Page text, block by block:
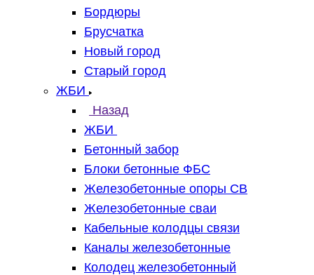
Бордюры
Брусчатка
Новый город
Старый город
ЖБИ
Назад
ЖБИ
Бетонный забор
Блоки бетонные ФБС
Железобетонные опоры СВ
Железобетонные сваи
Кабельные колодцы связи
Каналы железобетонные
Колодец железобетонный